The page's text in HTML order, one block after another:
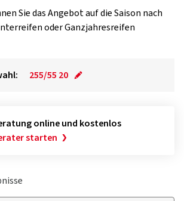
Sie das Angebot auf die Saison nach
oder Ganzjahresreifen
255/55 20
online und kostenlos
starten